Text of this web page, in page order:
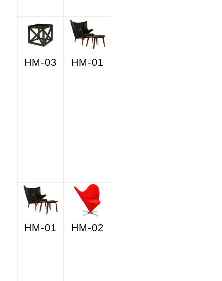
HM-03 HM-01
HM-01 HM-02